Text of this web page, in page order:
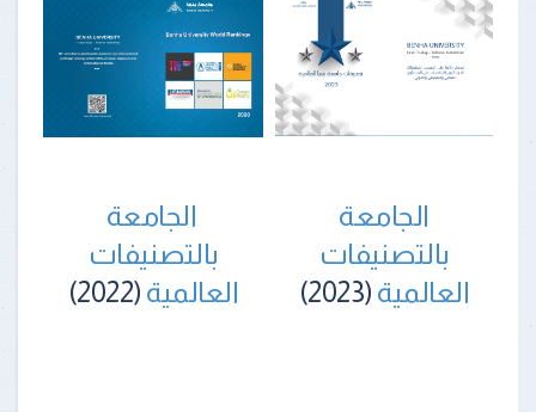
الجامعة
بالتصنيفات
العالمية (2023)
الجامعة
بالتصنيفات
العالمية (2022)